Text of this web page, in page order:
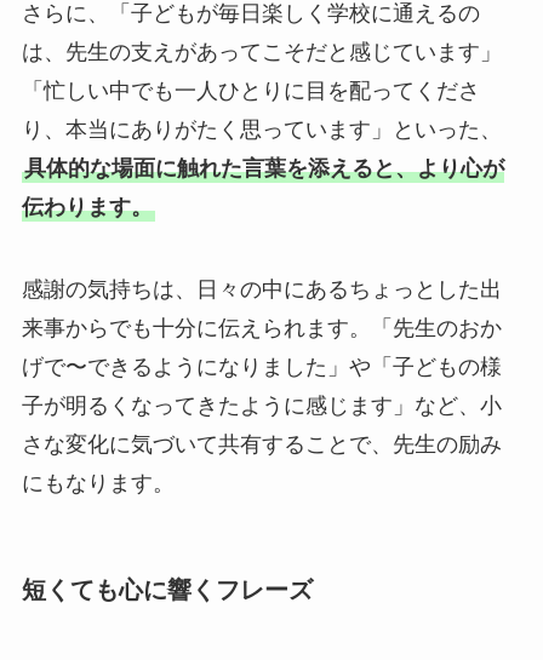
さらに、「子どもが毎日楽しく学校に通えるの
は、先生の支えがあってこそだと感じています」
「忙しい中でも一人ひとりに目を配ってくださ
り、本当にありがたく思っています」といった、
具体的な場面に触れた言葉を添えると、より心が
伝わります。
感謝の気持ちは、日々の中にあるちょっとした出
来事からでも十分に伝えられます。「先生のおか
げで〜できるようになりました」や「子どもの様
子が明るくなってきたように感じます」など、小
さな変化に気づいて共有することで、先生の励み
にもなります。
短くても心に響くフレーズ